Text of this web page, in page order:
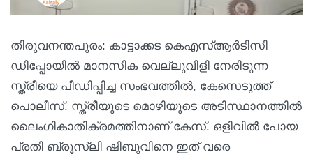
തിരുവനന്തപുരം: കാട്ടാക്കട കെഎസ്ആര്‍ടിസി
ഡിപ്പോയില്‍ മാനസിക വെല്ലുവിളി നേരിടുന്ന
സ്ത്രീയെ പീഡിപ്പിച്ച സംഭവത്തില്‍, കേസെടുത്ത്
പൊലീസ്. സ്ത്രീയുടെ മൊഴിയുടെ അടിസ്ഥാനത്തില്‍
ലൈംഗികാതിക്രമത്തിനാണ് കേസ്. ഒളിവില്‍ പോയ
പ്രതി ബ്രൂസ്‌ലി ഷിബുവിനെ ഇത് വരെ